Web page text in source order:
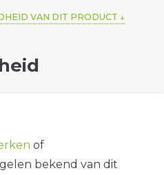
VAN DIT PRODUCT
of
bekend van dit